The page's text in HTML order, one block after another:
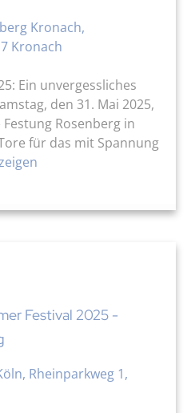
Kronach,
Kronach
Ein unvergessliches
den 31. Mai 2025,
Rosenberg in
für das mit Spannung
Festival 2025 -
Rheinparkweg 1,